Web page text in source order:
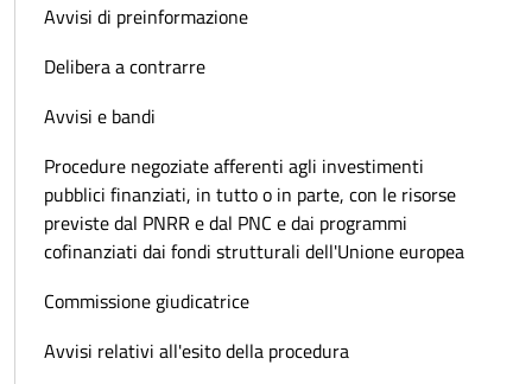
Avvisi di preinformazione
Delibera a contrarre
Avvisi e bandi
Procedure negoziate afferenti agli investimenti
pubblici finanziati, in tutto o in parte, con le risorse
previste dal PNRR e dal PNC e dai programmi
cofinanziati dai fondi strutturali dell'Unione europea
Commissione giudicatrice
Avvisi relativi all'esito della procedura